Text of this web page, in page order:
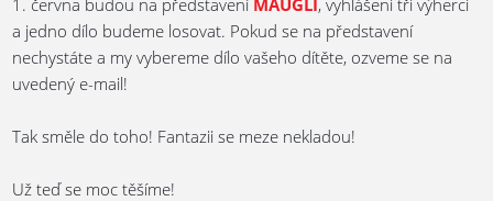
1. června budou na představení MAUGLÍ, vyhlášeni tři výherci
a jedno dílo budeme losovat. Pokud se na představení
nechystáte a my vybereme dílo vašeho dítěte, ozveme se na
uvedený e-mail!
Tak směle do toho! Fantazii se meze nekladou!
Už teď se moc těšíme!